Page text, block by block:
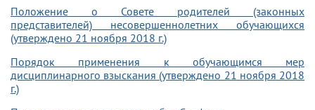
Положение о Совете родителей (законных
представителей) несовершеннолетних обучающихся
(утверждено 21 ноября 2018 г.)
Порядок применения к обучающимся мер
дисциплинарного взыскания (утверждено 21 ноября 2018
г.)